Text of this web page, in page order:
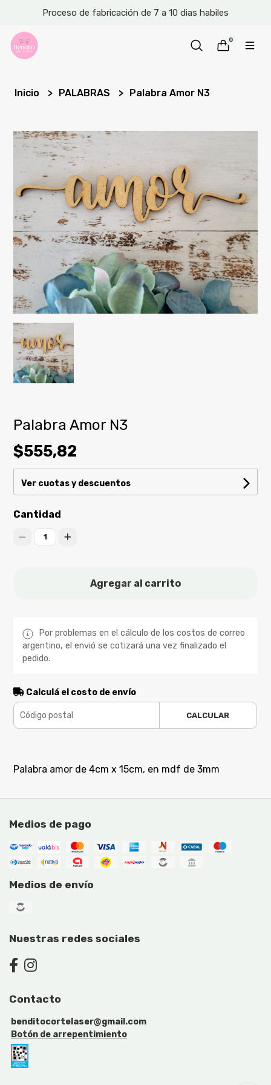
Proceso de fabricación de 7 a 10 dias habiles
0
Inicio PALABRAS Palabra Amor N3
Palabra Amor N3
$555,82
Ver cuotas y descuentos
Cantidad
1
Agregar al carrito
Por problemas en el cálculo de los costos de correo
argentino, el envió se cotizará una vez finalizado el
pedido.
Calculá el costo de envío
CALCULAR
Palabra amor de 4cm x 15cm, en mdf de 3mm
Medios de pago
Medios de envío
Nuestras redes sociales
Contacto
benditocortelaser@gmail.com
Botón de arrepentimiento